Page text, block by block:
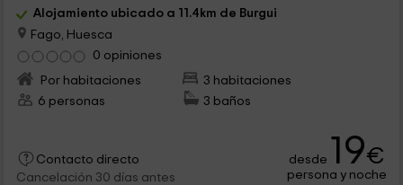
Alojamiento ubicado a 11.4km de Burgui
Fago, Huesca
0 opiniones
Por habitaciones
3 habitaciones
6 personas
3 baños
Contacto directo
Cancelación 30 días antes
desde 19€
persona y noche